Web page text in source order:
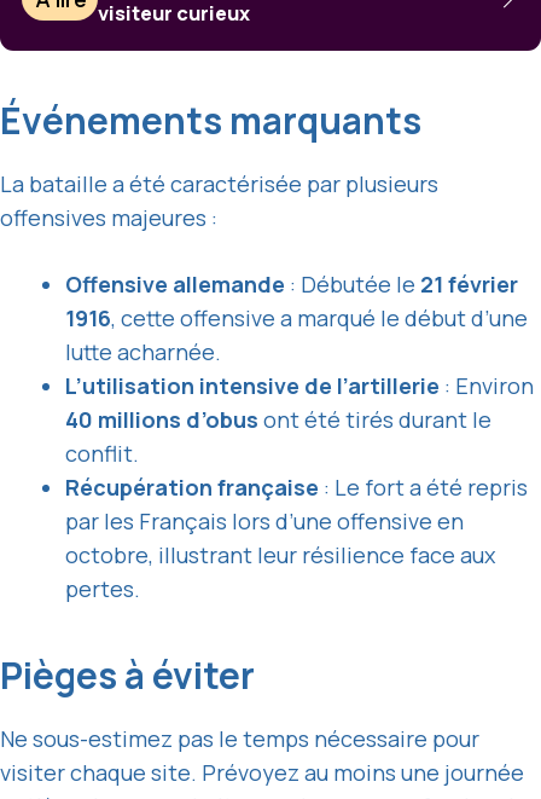
visiteur curieux
Événements marquants
La bataille a été caractérisée par plusieurs
offensives majeures :
Offensive allemande : Débutée le 21 février
1916, cette offensive a marqué le début d’une
lutte acharnée.
L’utilisation intensive de l’artillerie : Environ
40 millions d’obus ont été tirés durant le
conflit.
Récupération française : Le fort a été repris
par les Français lors d’une offensive en
octobre, illustrant leur résilience face aux
pertes.
Pièges à éviter
Ne sous-estimez pas le temps nécessaire pour
visiter chaque site. Prévoyez au moins une journée